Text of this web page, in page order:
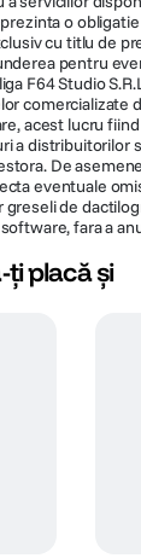
o
cu titlu de
pentru
F64 Studio
comercializate
acest lucru
a distribuitorilor
De
eventuale
de
fara a
ți placă și